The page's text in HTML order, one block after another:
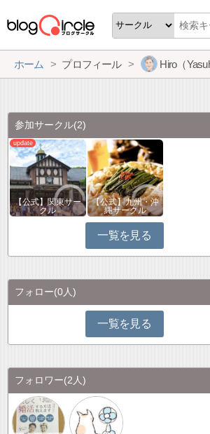
ホーム プロフィール Hiro（
参加サークル(2)
【公式】関東サー
クル
【公式】九州・沖
縄サークル
一覧を見る
フォロー(0人)
一覧を見る
フォロワー(2人)